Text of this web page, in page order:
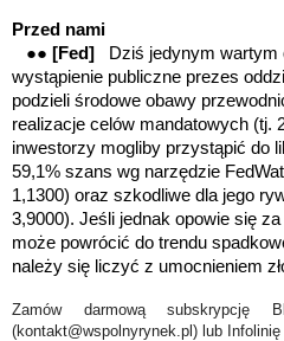
Przed nami
●● [Fed]
Dziś jedynym wartym
wystąpienie publiczne prezes
podzieli środowe obawy
realizacje celów mandatowych (tj.
inwestorzy mogliby przystąpić do
59,1% szans wg narzędzie
1,1300) oraz szkodliwe dla jego
3,9000). Jeśli jednak opowie się
może powrócić do trendu
należy się liczyć z umocnieniem
Zamów darmową
(kontakt@wspolnyrynek.pl) lub Infolinię